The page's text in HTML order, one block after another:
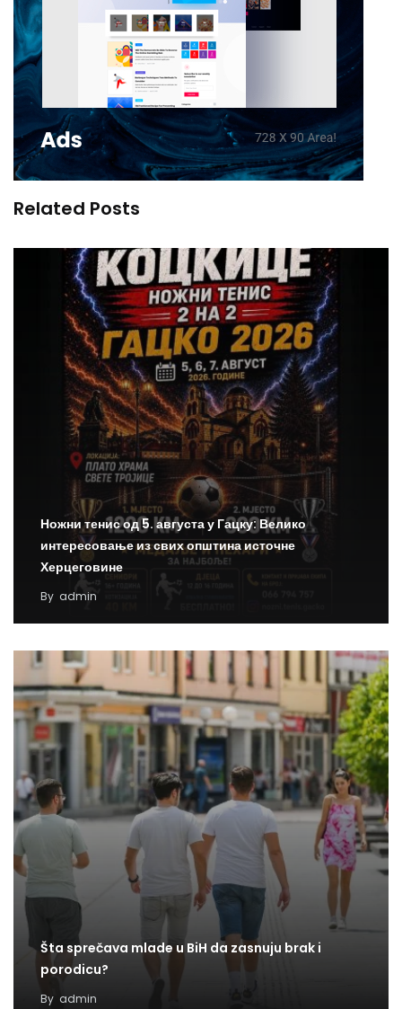
Related Posts
Ножни тенис од 5. августа у Гацку: Велико
интересовање из свих општина источне
Херцеговине
By admin
Šta sprečava mlade u BiH da zasnuju brak i
porodicu?
By admin